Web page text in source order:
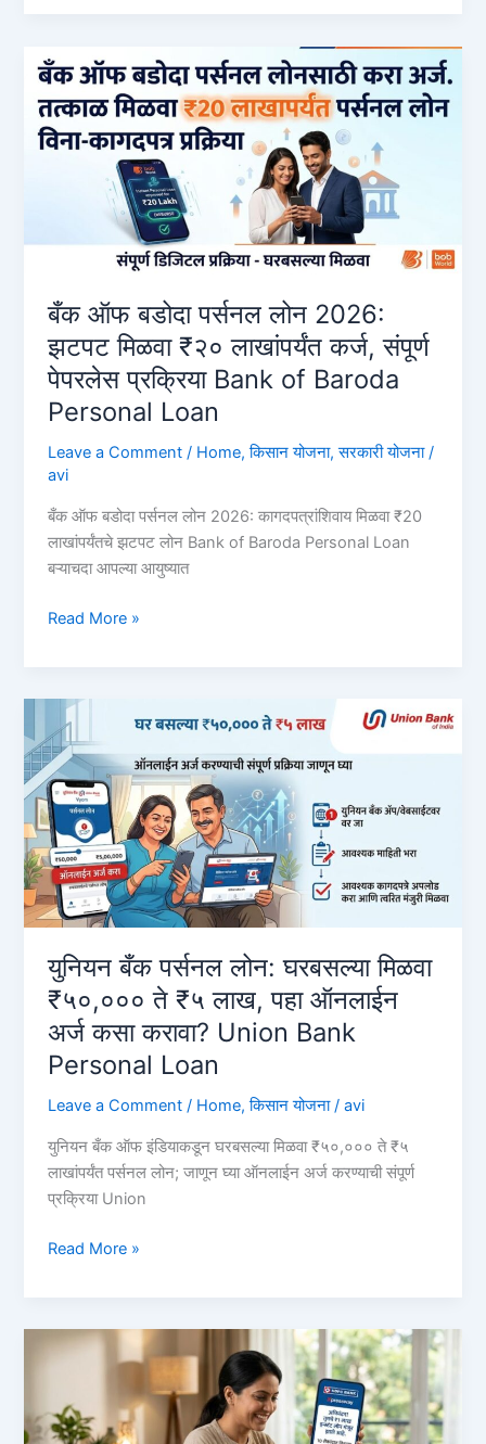
ते
१
लाख
कर्ज
बँक ऑफ बडोदा पर्सनल लोन 2026:
झटपट मिळवा ₹२० लाखांपर्यंत कर्ज, संपूर्ण
पेपरलेस प्रक्रिया Bank of Baroda
Personal Loan
Leave a Comment / Home,किसान योजना,सरकारी योजना/
avi
बँक ऑफ बडोदा पर्सनल लोन 2026: कागदपत्रांशिवाय मिळवा ₹20
लाखांपर्यंतचे झटपट लोन Bank of Baroda Personal Loan
बऱ्याचदा आपल्या आयुष्यात
बँक
पर्सनल
लोन
2026:
झटपट
मिळवा
₹२०
लाखांपर्यंत
कर्ज,
संपूर्ण
पेपरलेस
प्रक्रिया
Bank
of
Baroda
Personal
Read More »
युनियन बँक पर्सनल लोन: घरबसल्या मिळवा
₹५०,००० ते ₹५ लाख, पहा ऑनलाईन
अर्ज कसा करावा? Union Bank
Personal Loan
Leave a Comment / Home,किसान योजना/avi
युनियन बँक ऑफ इंडियाकडून घरबसल्या मिळवा ₹५०,००० ते ₹५
लाखांपर्यंत पर्सनल लोन; जाणून घ्या ऑनलाईन अर्ज करण्याची संपूर्ण
प्रक्रिया Union
युनियन
लोन:
घरबसल्या
₹५०,०००
ते
Read More »